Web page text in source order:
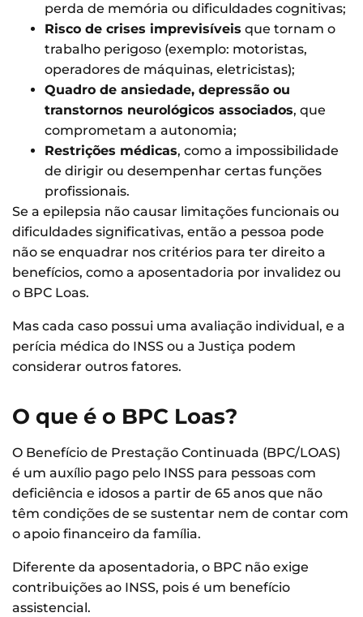
perda de memória ou dificuldades cognitivas;
Risco de crises imprevisíveis que tornam o
trabalho perigoso (exemplo: motoristas,
operadores de máquinas, eletricistas);
Quadro de ansiedade, depressão ou
transtornos neurológicos associados, que
comprometam a autonomia;
Restrições médicas, como a impossibilidade
de dirigir ou desempenhar certas funções
profissionais.
Se a epilepsia não causar limitações funcionais ou
dificuldades significativas, então a pessoa pode
não se enquadrar nos critérios para ter direito a
benefícios, como a aposentadoria por invalidez ou
o BPC Loas.
Mas cada caso possui uma avaliação individual, e a
perícia médica do INSS ou a Justiça podem
considerar outros fatores.
O que é o BPC Loas?
O Benefício de Prestação Continuada (BPC/LOAS)
é um auxílio pago pelo INSS para pessoas com
deficiência e idosos a partir de 65 anos que não
têm condições de se sustentar nem de contar com
o apoio financeiro da família.
Diferente da aposentadoria, o BPC não exige
contribuições ao INSS, pois é um benefício
assistencial.